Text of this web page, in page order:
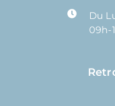
Du
09h-